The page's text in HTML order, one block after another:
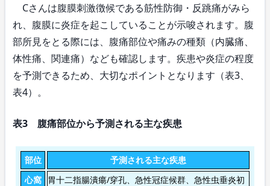
Cさんは腹膜刺激徴候である筋性防御・反跳痛がみら
れ、腹膜に炎症を起こしていることが示唆されます。腹
部所見をとる際には、腹痛部位や痛みの種類（内臓痛、
体性痛、関連痛）なども確認します。疾患や炎症の程度
を予測できるため、大切なポイントとなります（表3、
表4）。
表3 腹痛部位から予測される主な疾患
部位
予測される主な疾患
心窩
胃十二指腸潰瘍/穿孔、急性冠症候群、急性虫垂炎初